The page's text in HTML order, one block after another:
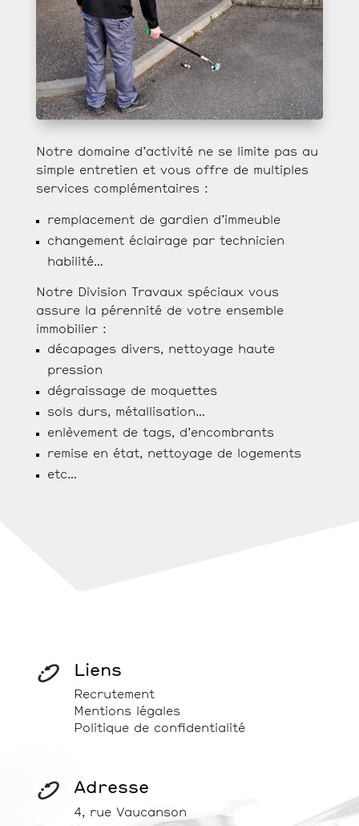
Notre domaine d’activité ne se limite pas au
simple entretien et vous offre de multiples
services complémentaires :
remplacement de gardien d’immeuble
changement éclairage par technicien
habilité…
Notre Division Travaux spéciaux vous
assure la pérennité de votre ensemble
immobilier :
décapages divers, nettoyage haute
pression
dégraissage de moquettes
sols durs, métallisation…
enlèvement de tags, d’encombrants
remise en état, nettoyage de logements
etc…
Liens
Recrutement
Mentions légales
Politique de confidentialité
Adresse
4, rue Vaucanson